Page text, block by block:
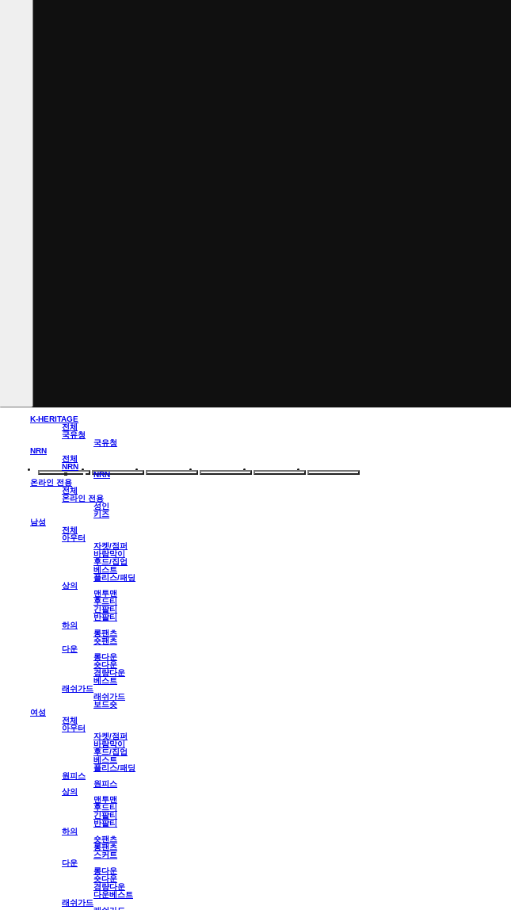
K-HERITAGE
전체
국유청
국유청
NRN
전체
NRN
NRN
온라인 전용
전체
온라인 전용
성인
키즈
남성
전체
아우터
자켓/점퍼
바람막이
후드/집업
베스트
플리스/패딩
상의
맨투맨
후드티
긴팔티
반팔티
하의
롱팬츠
숏팬츠
다운
롱다운
숏다운
경량다운
베스트
래쉬가드
래쉬가드
보드숏
여성
전체
아우터
자켓/점퍼
바람막이
후드/집업
베스트
플리스/패딩
원피스
원피스
상의
맨투맨
후드티
긴팔티
반팔티
하의
숏팬츠
롱팬츠
스커트
다운
롱다운
숏다운
경량다운
다운베스트
래쉬가드